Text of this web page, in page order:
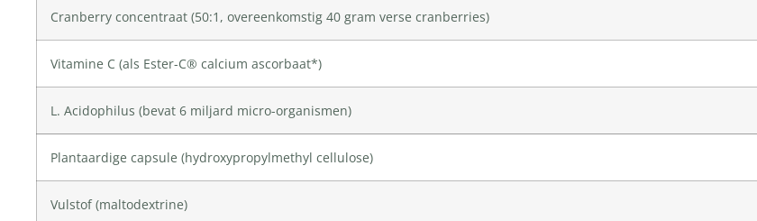
Cranberry concentraat (50:1, overeenkomstig 40 gram verse cranberries)
Vitamine C (als Ester-C® calcium ascorbaat*)
L. Acidophilus (bevat 6 miljard micro-organismen)
Plantaardige capsule (hydroxypropylmethyl cellulose)
Vulstof (maltodextrine)